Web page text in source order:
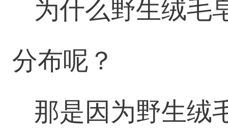
为什么野生绒毛
分布呢？
那是因为野生绒